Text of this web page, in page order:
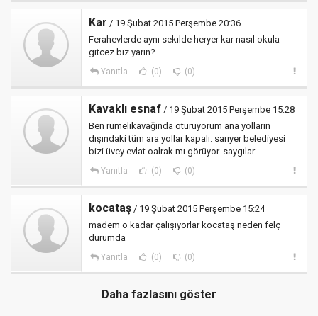
Kar / 19 Şubat 2015 Perşembe 20:36
Ferahevlerde aynı sekılde heryer kar nasıl okula
gıtcez bız yarın?
Yanıtla (0) (0)
Kavaklı esnaf / 19 Şubat 2015 Perşembe 15:28
Ben rumelikavağında oturuyorum ana yolların
dışındaki tüm ara yollar kapalı. sarıyer belediyesi
bizi üvey evlat oalrak mı görüyor. saygılar
Yanıtla (0) (0)
kocataş / 19 Şubat 2015 Perşembe 15:24
madem o kadar çalışıyorlar kocataş neden felç
durumda
Yanıtla (0) (0)
Daha fazlasını göster